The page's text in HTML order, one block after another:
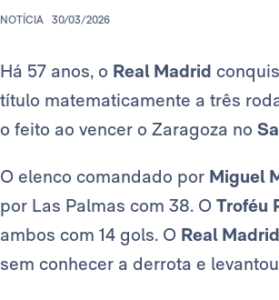
NOTÍCIA 30/03/2026
Há 57 anos, o Real Madrid
título matematicamente a três
o feito ao vencer o Zaragoza no
O elenco comandado por Miguel
por Las Palmas com 38. O Troféu
ambos com 14 gols. O Real Madrid
sem conhecer a derrota e